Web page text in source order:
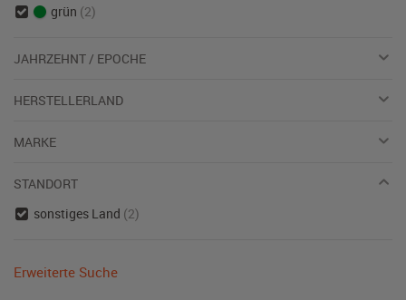
grün (2)
JAHRZEHNT / EPOCHE
HERSTELLERLAND
MARKE
STANDORT
sonstiges Land (2)
Erweiterte Suche